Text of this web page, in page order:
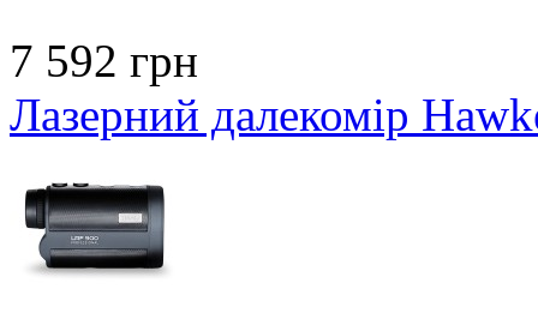
7 592 грн
Лазерний далекомір